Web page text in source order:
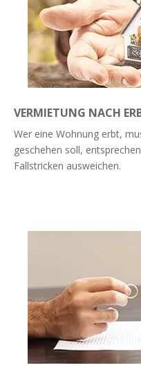
VERMIETUNG NACH
Wer eine Wohnung erbt,
geschehen soll,
Fallstricken ausweichen.